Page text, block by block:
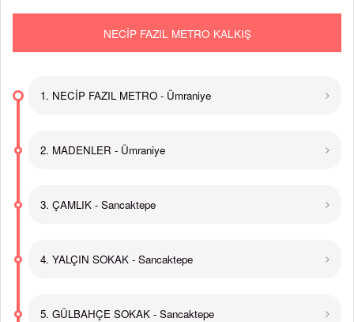
NECİP FAZIL METRO KALKIŞ
1. NECİP FAZIL METRO - Ümraniye
2. MADENLER - Ümraniye
3. ÇAMLIK - Sancaktepe
4. YALÇIN SOKAK - Sancaktepe
5. GÜLBAHÇE SOKAK - Sancaktepe